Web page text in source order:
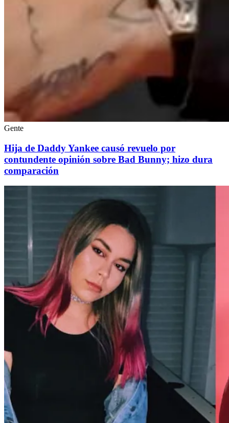
Gente
Hija de Daddy Yankee causó revuelo por
contundente opinión sobre Bad Bunny; hizo dura
comparación